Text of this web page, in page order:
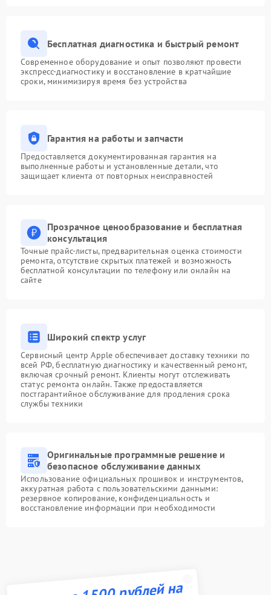
Бесплатная диагностика и быстрый ремонт
Современное оборудование и опыт позволяют провести
экспресс-диагностику и восстановление в кратчайшие
сроки, минимизируя время без устройства
Гарантия на работы и запчасти
Предоставляется документированная гарантия на
выполненные работы и установленные детали, что
защищает клиента от повторных неисправностей
Прозрачное ценообразование и бесплатная
консультация
Точные прайс-листы, предварительная оценка стоимости
ремонта, отсутствие скрытых платежей и возможность
бесплатной консультации по телефону или онлайн на
сайте
Широкий спектр услуг
Сервисный центр Apple обеспечивает доставку техники по
всей РФ, бесплатную диагностику и качественный ремонт,
включая срочный ремонт. Клиенты могут отслеживать
статус ремонта онлайн. Также предоставляется
постгарантийное обслуживание для продления срока
службы техники
Оригинальные программные решение и
безопасное обслуживание данных
Использование официальных прошивок и инструментов,
аккуратная работа с пользовательскими данными:
резервное копирование, конфиденциальность и
восстановление информации при необходимости